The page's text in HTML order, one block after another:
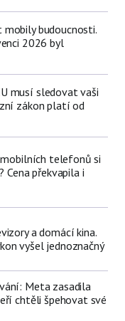
budoucnosti.
2026 byl
musí sledovat vaši
zákon platí od
mobilních telefonů si
Cena překvapila i
a domácí kina.
vyšel jednoznačný
Meta zasadila
chtěli špehovat své